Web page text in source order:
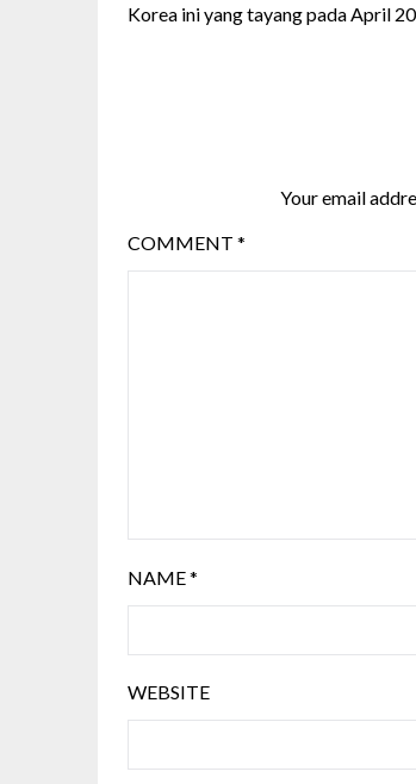
Korea ini yang tayang pada April
Your email
COMMENT *
NAME*
WEBSITE